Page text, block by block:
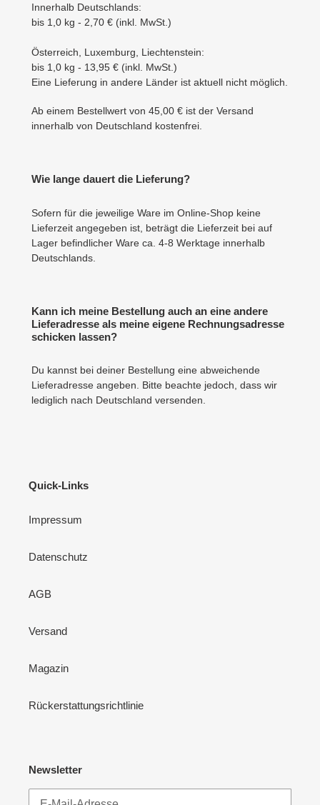
Innerhalb Deutschlands:
bis 1,0 kg - 2,70 € (inkl. MwSt.)
Österreich, Luxemburg, Liechtenstein:
bis 1,0 kg - 13,95 € (inkl. MwSt.)
Eine Lieferung in andere Länder ist aktuell nicht möglich.
Ab einem Bestellwert von 45,00 € ist der Versand
innerhalb von Deutschland kostenfrei.
Wie lange dauert die Lieferung?
Sofern für die jeweilige Ware im Online-Shop keine
Lieferzeit angegeben ist, beträgt die Lieferzeit bei auf
Lager befindlicher Ware ca. 4-8 Werktage innerhalb
Deutschlands.
Kann ich meine Bestellung auch an eine andere
Lieferadresse als meine eigene Rechnungsadresse
schicken lassen?
Du kannst bei deiner Bestellung eine abweichende
Lieferadresse angeben. Bitte beachte jedoch, dass wir
lediglich nach Deutschland versenden.
Quick-Links
Impressum
Datenschutz
AGB
Versand
Magazin
Rückerstattungsrichtlinie
Newsletter